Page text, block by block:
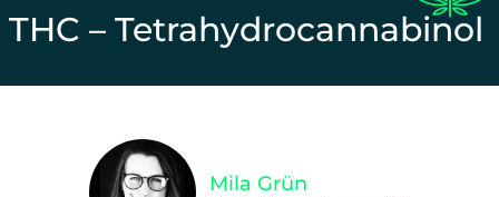
THC – Tetrahydrocannabinol
Mila Grün
Unterstütze unsere Arbeit und teile diesen